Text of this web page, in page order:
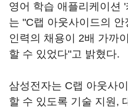
영어 학습 애플리케이션
는 "C랩 아웃사이드의
인력의 채용이 2배 가까
할 수 있었다"고 밝혔다.
삼성전자는 C랩 아웃사
할 수 있도록 기술 지원,